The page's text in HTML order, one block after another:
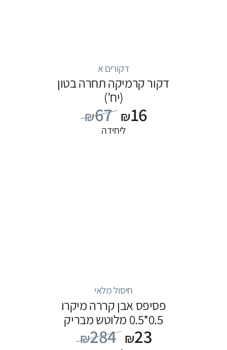
דקורים א
דקור קרמיקה תחרה בטון
(יח’)
₪67 ₪16
ליחידה
חיסול מלאי
פסיפס אבן קררה מיקרו
0.5*0.5 מלוטש מבריק
₪284 ₪23